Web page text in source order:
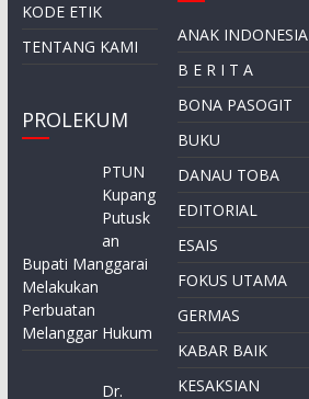
KODE ETIK
TENTANG KAMI
PROLEKUM
PTUN
Kupang
Putusk
an
Bupati Manggarai
Melakukan
Perbuatan
Melanggar Hukum
Dr.
ANAK INDONESIA
B E R I T A
BONA PASOGIT
BUKU
DANAU TOBA
EDITORIAL
ESAIS
FOKUS UTAMA
GERMAS
KABAR BAIK
KESAKSIAN